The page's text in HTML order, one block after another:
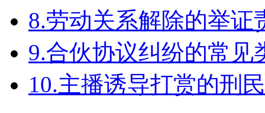
8.劳动关系解除的举证
9.合伙协议纠纷的常见
10.主播诱导打赏的刑